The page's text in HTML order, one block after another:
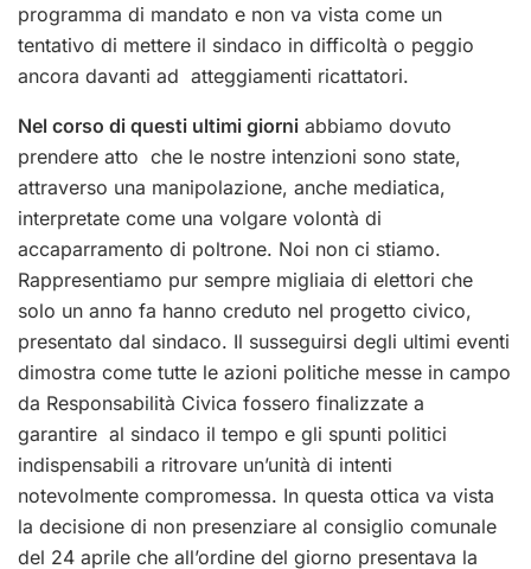
programma di mandato e non va vista come un
tentativo di mettere il sindaco in difficoltà o peggio
ancora davanti ad atteggiamenti ricattatori.
Nel corso di questi ultimi giorni abbiamo dovuto
prendere atto che le nostre intenzioni sono state,
attraverso una manipolazione, anche mediatica,
interpretate come una volgare volontà di
accaparramento di poltrone. Noi non ci stiamo.
Rappresentiamo pur sempre migliaia di elettori che
solo un anno fa hanno creduto nel progetto civico,
presentato dal sindaco. Il susseguirsi degli ultimi eventi
dimostra come tutte le azioni politiche messe in campo
da Responsabilità Civica fossero finalizzate a
garantire al sindaco il tempo e gli spunti politici
indispensabili a ritrovare un’unità di intenti
notevolmente compromessa. In questa ottica va vista
la decisione di non presenziare al consiglio comunale
del 24 aprile che all’ordine del giorno presentava la